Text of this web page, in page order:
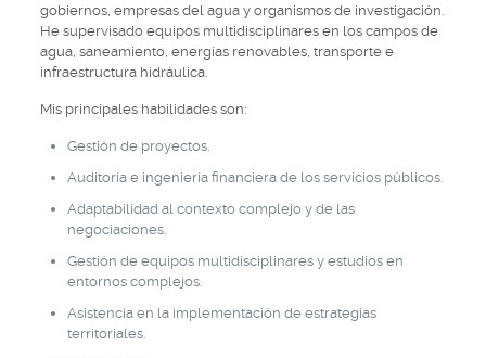
gobiernos, empresas del agua y organismos de investigación.
He supervisado equipos multidisciplinares en los campos de
agua, saneamiento, energías renovables, transporte e
infraestructura hidráulica.
Mis principales habilidades son:
Gestión de proyectos.
Auditoría e ingeniería financiera de los servicios públicos.
Adaptabilidad al contexto complejo y de las
negociaciones.
Gestión de equipos multidisciplinares y estudios en
entornos complejos.
Asistencia en la implementación de estrategias
territoriales.